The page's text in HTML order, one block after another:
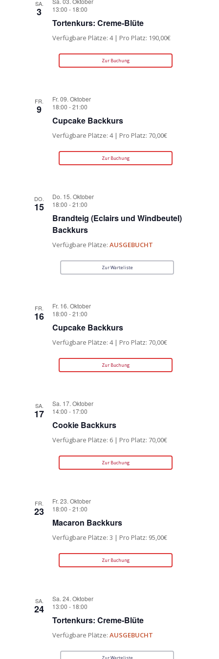
SA.
3
13:00 - 18:00
Tortenkurs: Creme-Blüte
Verfügbare Plätze: 4 | Pro Platz: 190,00€
Zur Buchung
FR.
9
Fr. 09. Oktober
18:00 -21:00
Cupcake Backkurs
Verfügbare Plätze: 4 | Pro Platz: 70,00€
Zur Buchung
DO.
15
Do. 15. Oktober
18:00 -21:00
Brandteig (Eclairs und Windbeutel)
Backkurs
Verfügbare Plätze:AUSGEBUCHT
Zur Warteliste
FR.
16
Fr. 16. Oktober
18:00 -21:00
Cupcake Backkurs
Verfügbare Plätze: 4 | Pro Platz: 70,00€
Zur Buchung
SA.
17
Sa. 17. Oktober
14:00 - 17:00
Cookie Backkurs
Verfügbare Plätze: 6 | Pro Platz: 70,00€
Zur Buchung
FR.
23
Fr. 23. Oktober
18:00 -21:00
Macaron Backkurs
Verfügbare Plätze: 3 | Pro Platz: 95,00€
Zur Buchung
SA.
24
Sa. 24. Oktober
13:00 - 18:00
Tortenkurs: Creme-Blüte
Verfügbare Plätze:AUSGEBUCHT